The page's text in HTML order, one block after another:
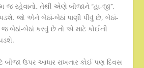
રહેવાનો. તેથી એણે બીજાને ‘‘હા-જી’’,
પડશે. જો એને બેઠાં-બેઠાં પાણી પીવું છે, બેઠાં-
જ બેઠાં-બેઠાં કરવું છે તો એ માટે કોઈની
બીજા ઉપર આધાર રાખનાર કોઈ પણ દિવસ